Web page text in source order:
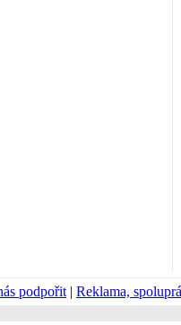
podpořit | Reklama,